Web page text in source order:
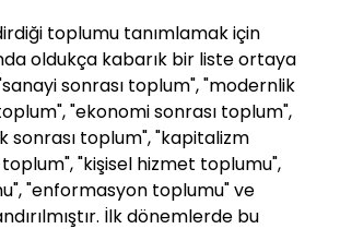
toplumu tanımlamak için
oldukça kabarık bir liste ortaya
sonrası toplum", "modernlik
"ekonomi sonrası toplum",
sonrası toplum", "kapitalizm
toplum", "kişisel hizmet toplumu",
"enformasyon toplumu" ve
İlk dönemlerde bu